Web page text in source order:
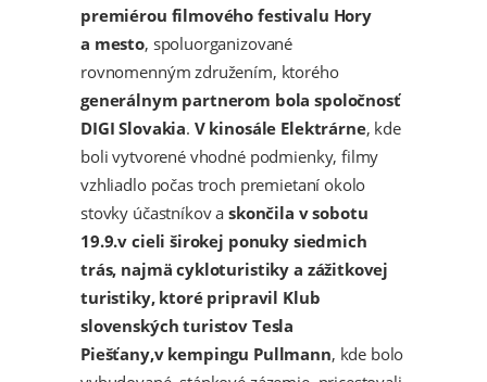
premiérou filmového festivalu Hory
a mesto, spoluorganizované
rovnomenným združením, ktorého
generálnym partnerom bola spoločnosť
DIGI Slovakia. V kinosále Elektrárne, kde
boli vytvorené vhodné podmienky, filmy
vzhliadlo počas troch premietaní okolo
stovky účastníkov a skončila v sobotu
19.9.v cieli širokej ponuky siedmich
trás, najmä cykloturistiky a zážitkovej
turistiky, ktoré pripravil Klub
slovenských turistov Tesla
Piešťany,v kempingu Pullmann, kde bolo